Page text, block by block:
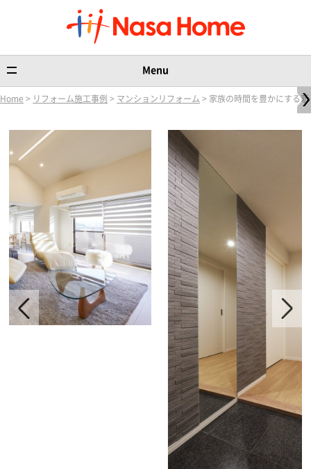
Menu
Home > リフォーム施工事例 > マンションリフォーム > 家族の時間を豊かにする新